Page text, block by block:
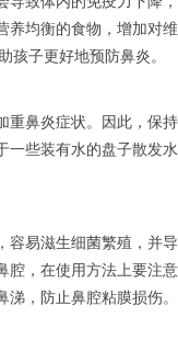
养均衡的食物，增加对维
孩子更好地预防鼻炎。
重鼻炎症状。因此，保持
一些装有水的盘子散发水
容易滋生细菌繁殖，并导
腔，在使用方法上要注意
，防止鼻腔粘膜损伤。